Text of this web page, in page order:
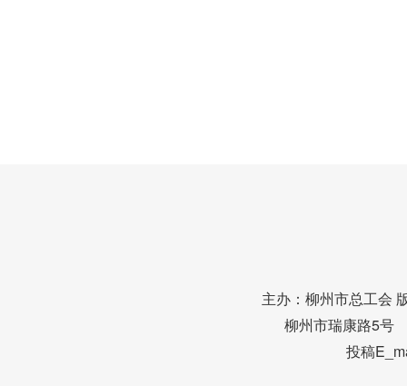
主办：柳州市总工会
柳州市瑞康路5
投稿